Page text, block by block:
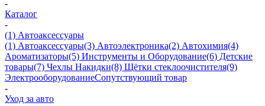
-
Каталог
-
(1) Автоаксессуары
(1) Автоаксессуары(3) Автоэлектроника(2) Автохимия(4)
Ароматизаторы(5) Инструменты и Оборудование(6) Детские
товары(7) Чехлы Накидки(8) Щётки стеклоочистителя(9)
ЭлектрооборудованиеСопутствующий товар
-
Уход за авто